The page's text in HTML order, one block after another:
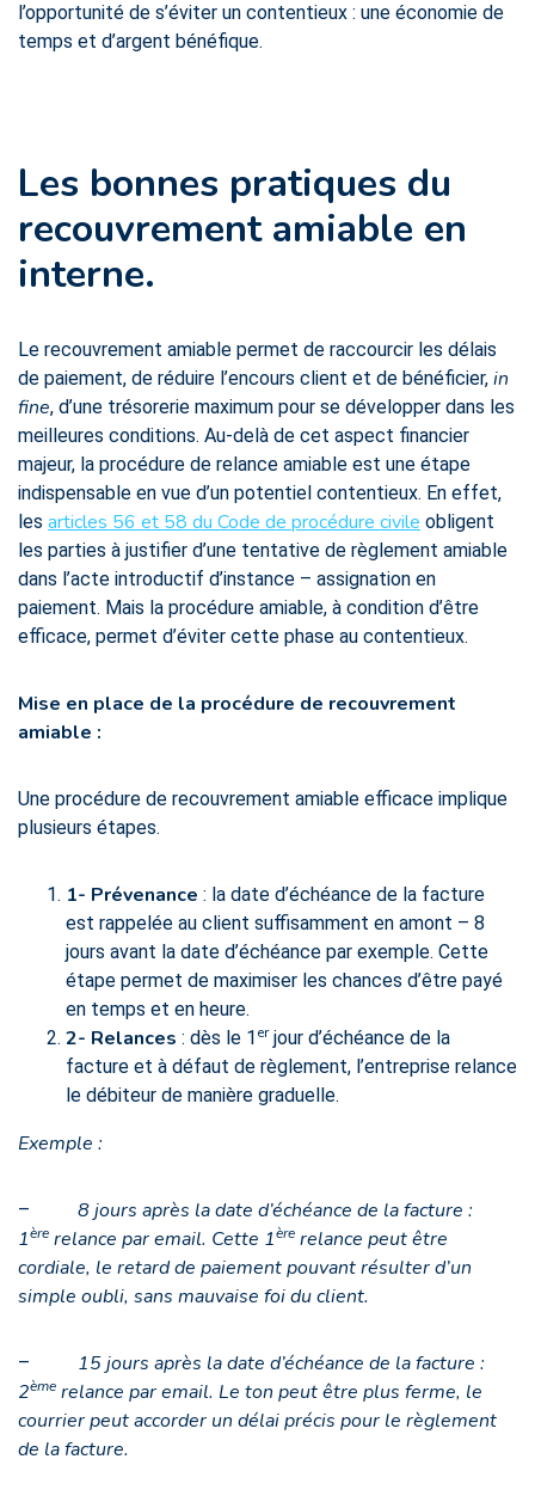
l’opportunité de s’éviter un contentieux : une économie de
temps et d’argent bénéfique.
Les bonnes pratiques du
recouvrement amiable en
interne.
Le recouvrement amiable permet de raccourcir les délais
de paiement, de réduire l’encours client et de bénéficier, in
fine, d’une trésorerie maximum pour se développer dans les
meilleures conditions. Au-delà de cet aspect financier
majeur, la procédure de relance amiable est une étape
indispensable en vue d’un potentiel contentieux. En effet,
les articles 56 et 58 du Code de procédure civile obligent
les parties à justifier d’une tentative de règlement amiable
dans l’acte introductif d’instance – assignation en
paiement. Mais la procédure amiable, à condition d’être
efficace, permet d’éviter cette phase au contentieux.
Mise en place de la procédure de recouvrement
amiable :
Une procédure de recouvrement amiable efficace implique
plusieurs étapes.
1- Prévenance : la date d’échéance de la facture
est rappelée au client suffisamment en amont – 8
jours avant la date d’échéance par exemple. Cette
étape permet de maximiser les chances d’être payé
en temps et en heure.
2- Relances : dès le 1erjour d’échéance de la
facture et à défaut de règlement, l’entreprise relance
le débiteur de manière graduelle.
Exemple :
– 8 jours après la date d’échéance de la facture :
1ère relance par email. Cette 1ère relance peut être
cordiale, le retard de paiement pouvant résulter d’un
simple oubli, sans mauvaise foi du client.
– 15 jours après la date d’échéance de la facture :
2ème relance par email. Le ton peut être plus ferme, le
courrier peut accorder un délai précis pour le règlement
de la facture.